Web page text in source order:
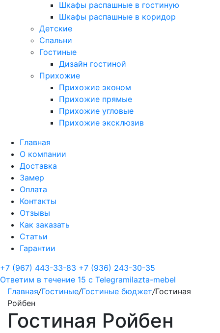
Шкафы распашные в гостиную
Шкафы распашные в коридор
Детские
Спальни
Гостиные
Дизайн гостиной
Прихожие
Прихожие эконом
Прихожие прямые
Прихожие угловые
Прихожие эксклюзив
Главная
О компании
Доставка
Замер
Оплата
Контакты
Отзывы
Как заказать
Статьи
Гарантии
+7 (967) 443-33-83 +7 (936) 243-30-35
Ответим в течение 15 с Telegramilazta-mebel
Главная/Гостиные/Гостиные бюджет/Гостиная
Ройбен
Гостиная Ройбен